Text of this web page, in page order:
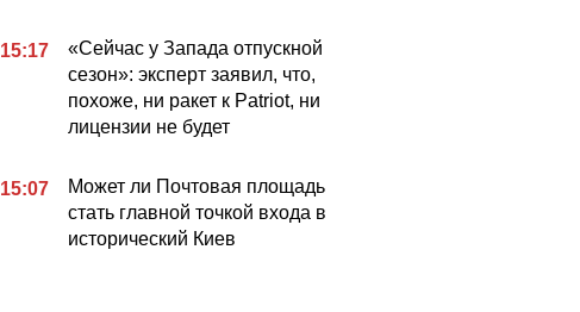
15:17
«Сейчас у Запада отпускной
сезон»: эксперт заявил, что,
похоже, ни ракет к Patriot, ни
лицензии не будет
15:07
Может ли Почтовая площадь
стать главной точкой входа в
исторический Киев